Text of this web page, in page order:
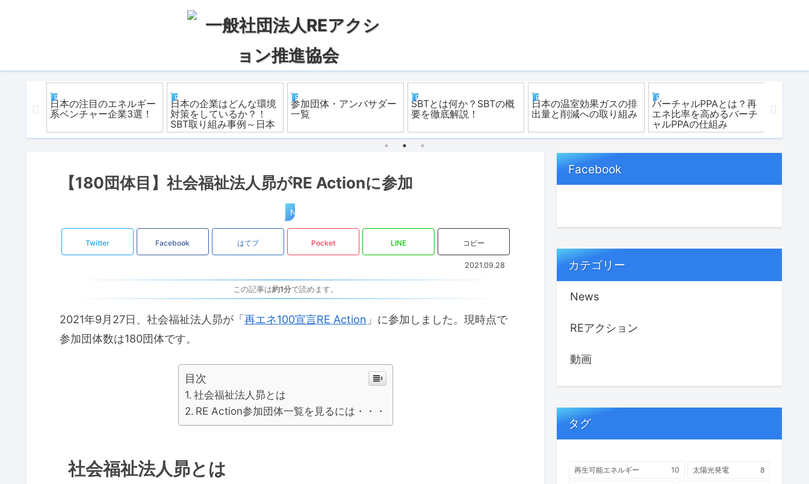
REアクション
日本の注目のエネルギー
系ベンチャー企業3選！
REアクション
日本の企業はどんな環境
対策をしているか？！
SBT取り組み事例～日本
企業編
REアクション
参加団体・アンバサダー
一覧
REアクション
SBTとは何か？SBTの概
要を徹底解説！
REアクション
日本の温室効果ガスの排
出量と削減への取り組み
REアクション
バーチャルPPAとは？再
エネ比率を高めるバーチ
ャルPPAの仕組み
バイオ
進んで
【180団体目】社会福祉法人昴がRE Actionに参加
News
Twitter Facebook はてブ Pocket LINE コピー
2021.09.28
この記事は約1分で読めます。
2021年9月27日、社会福祉法人昴が「 再エネ100宣言RE Action 」に参加しました。現時点で
参加団体数は180団体です。
目次
社会福祉法人昴とは
RE Action参加団体一覧を見るには・・・
社会福祉法人昴とは
Facebook
カテゴリー
News
REアクション
動画
タグ
再生可能エネルギー 10 太陽光発電 8